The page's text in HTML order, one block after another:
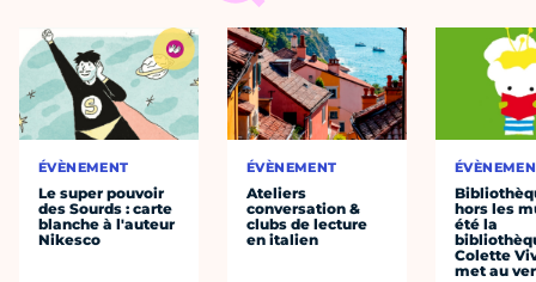
ÉVÈNEMENT
Le super pouvoir
des Sourds : carte
blanche à l'auteur
Nikesco
ÉVÈNEMENT
Ateliers
conversation &
clubs de lecture
en italien
hors les
été la
Colette
met au